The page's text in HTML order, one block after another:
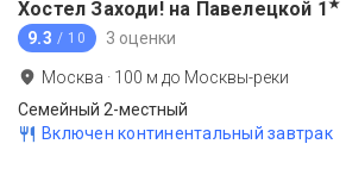
Хостел Заходи! на Павелецкой 1★
9.3 / 10 3 оценки
Москва · 100 м до Москвы-реки
Семейный 2-местный
Включен континентальный завтрак